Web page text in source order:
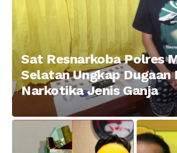
Sat Resnarkoba Polres
Selatan Ungkap Dugaan
Narkotika Jenis Ganja